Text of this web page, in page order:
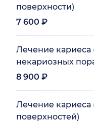
поверхности)
7 600 ₽
Лечение кариеса
некариозных
8 900 ₽
Лечение кариеса
поверхностей)